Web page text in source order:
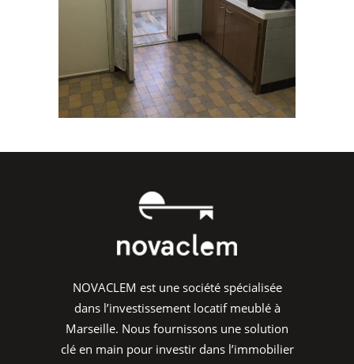
NOVACLEM est une société spécialisée
dans l’investissement locatif meublé à
Marseille. Nous fournissons une solution
clé en main pour investir dans l’immobilier